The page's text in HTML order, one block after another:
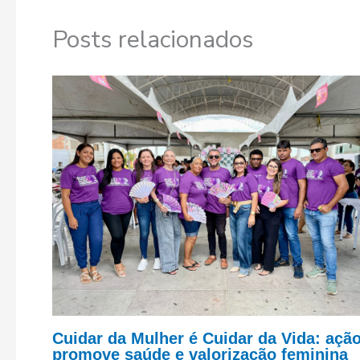
Posts relacionados
Cuidar da Mulher é Cuidar da Vida:
promove saúde e valorização feminina